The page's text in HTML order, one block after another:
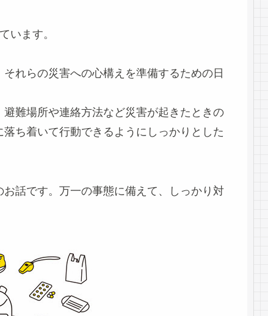
います。
れらの災害への心構えを準備するための日
難場所や連絡方法など災害が起きたときの
ち着いて行動できるようにしっかりとした
話です。万一の事態に備えて、しっかり対